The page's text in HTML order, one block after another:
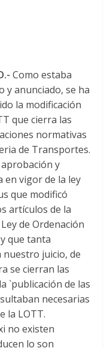
Como estaba
y anunciado, se ha
la modificación
que cierra las
normativas
de Transportes.
y
en vigor de la ley
que modificó
artículos de la
de Ordenación
que tanta
nuestro juicio, de
se cierran las
`publicación de las
necesarias
la LOTT.
no existen
lo son